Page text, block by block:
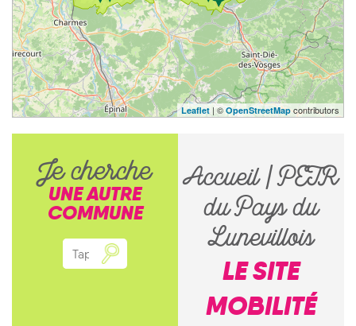
Leaflet | © OpenStreetMapcontributors
Je cherche
UNE AUTRE
COMMUNE
Accueil | PETR
du Pays du
Lunevillois
LE SITE
MOBILITÉ